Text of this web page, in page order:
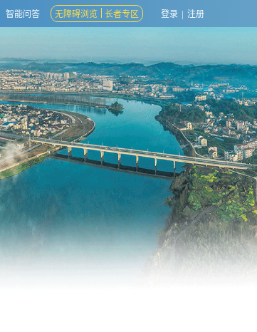
智能问答 无障碍浏览 长者专区 登录 | 注册